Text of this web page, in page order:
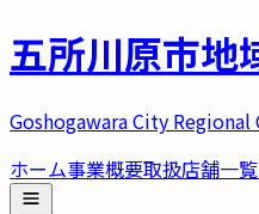
五所川原市地
Goshogawara City Regional
ホーム事業概要取扱店舗一覧